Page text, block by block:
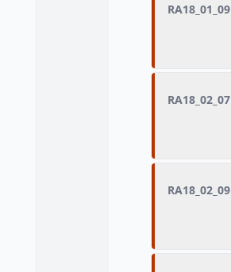
RA18_01_09
RA18_02_07
RA18_02_09